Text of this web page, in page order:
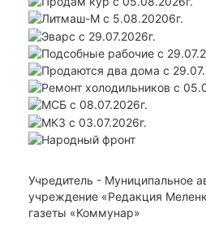
Учредитель - Муниципальное
учреждение «Редакция
газеты «Коммунар»